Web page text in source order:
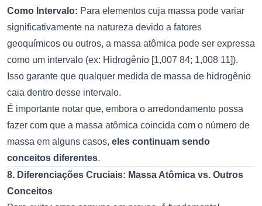
Como Intervalo: Para elementos cuja massa pode variar
significativamente na natureza devido a fatores
geoquímicos ou outros, a massa atômica pode ser expressa
como um intervalo (ex: Hidrogênio [1,007 84; 1,008 11]).
Isso garante que qualquer medida de massa de hidrogênio
caia dentro desse intervalo.
É importante notar que, embora o arredondamento possa
fazer com que a massa atômica coincida com o número de
massa em alguns casos, eles continuam sendo
conceitos diferentes.
8. Diferenciações Cruciais: Massa Atômica vs. Outros
Conceitos